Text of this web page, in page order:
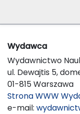
Wydawca
Wydawnictwo
ul. Dewajtis 5,
01-815 Warszawa
Strona WWW
e-mail: